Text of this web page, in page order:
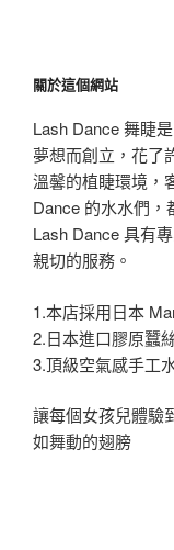
關於這個網站
Lash Dance 舞睫
夢想而創立，花了
溫馨的植睫環境，
Dance 的水水們，
Lash Dance 具有
親切的服務。
1.本店採用日本
2.日本進口膠原蠶
3.頂級空氣感手工
讓每個女孩兒體驗
如舞動的翅膀